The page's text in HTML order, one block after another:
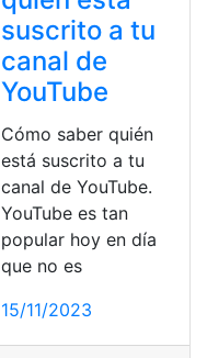
suscrito a tu
canal de
YouTube
Cómo saber quién
está suscrito a tu
canal de YouTube.
YouTube es tan
popular hoy en día
que no es
15/11/2023